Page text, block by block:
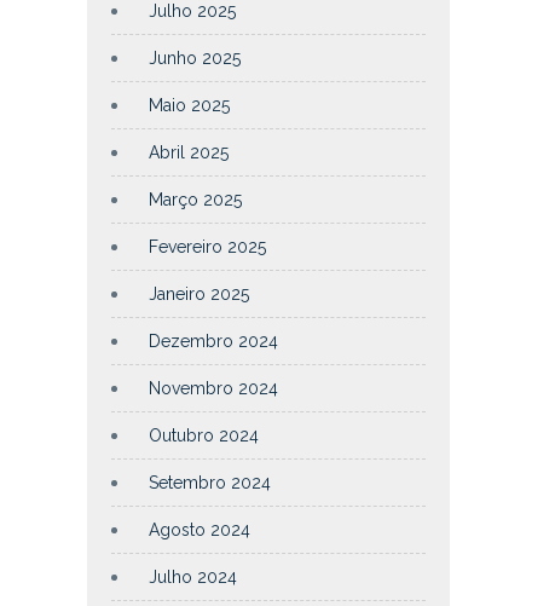
Julho 2025
Junho 2025
Maio 2025
Abril 2025
Março 2025
Fevereiro 2025
Janeiro 2025
Dezembro 2024
Novembro 2024
Outubro 2024
Setembro 2024
Agosto 2024
Julho 2024